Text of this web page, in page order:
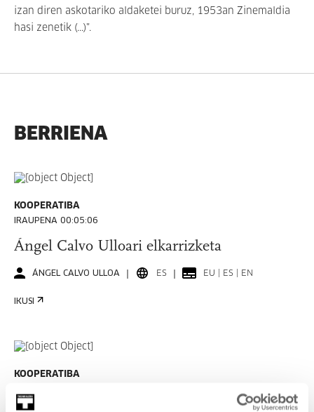
izan diren askotariko aldaketei buruz, 1953an Zinemaldia
hasi zenetik (...)".
BERRIENA
KOOPERATIBA
IRAUPENA 00:05:06
Ángel Calvo Ulloari elkarrizketa
ÁNGEL CALVO ULLOA ES EU | ES | EN
IKUSI
KOOPERATIBA